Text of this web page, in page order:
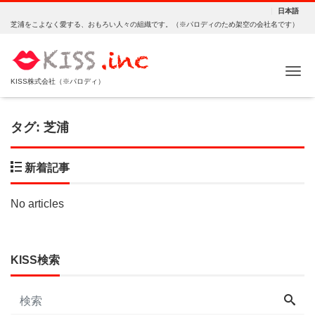
日本語
芝浦をこよなく愛する、おもろい人々の組織です。（※パロディのため架空の会社名です）
KISS株式会社（※パロディ）
タグ: 芝浦
新着記事
No articles
KISS検索